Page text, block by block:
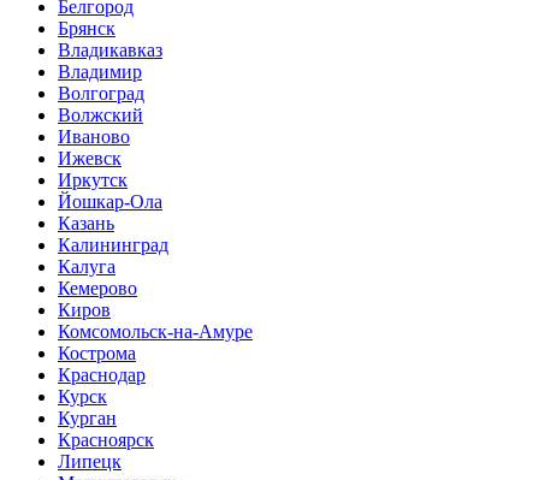
Белгород
Брянск
Владикавказ
Владимир
Волгоград
Волжский
Иваново
Ижевск
Иркутск
Йошкар-Ола
Казань
Калининград
Калуга
Кемерово
Киров
Комсомольск-на-Амуре
Кострома
Краснодар
Курск
Курган
Красноярск
Липецк